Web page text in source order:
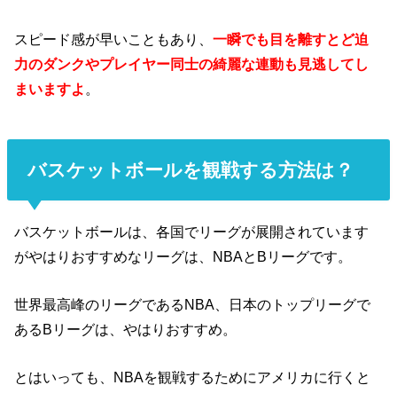
スピード感が早いこともあり、一瞬でも目を離すとど迫
力のダンクやプレイヤー同士の綺麗な連動も見逃してし
まいますよ 。
バスケットボールを観戦する方法は？
バスケットボールは、各国でリーグが展開されています
がやはりおすすめなリーグは、NBAとBリーグです。
世界最高峰のリーグであるNBA、日本のトップリーグで
あるBリーグは、やはりおすすめ。
とはいっても、NBAを観戦するためにアメリカに行くと